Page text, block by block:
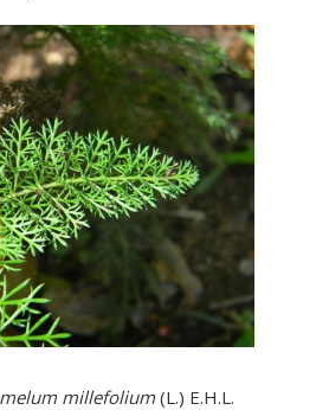
millefolium(L.) E.H.L.